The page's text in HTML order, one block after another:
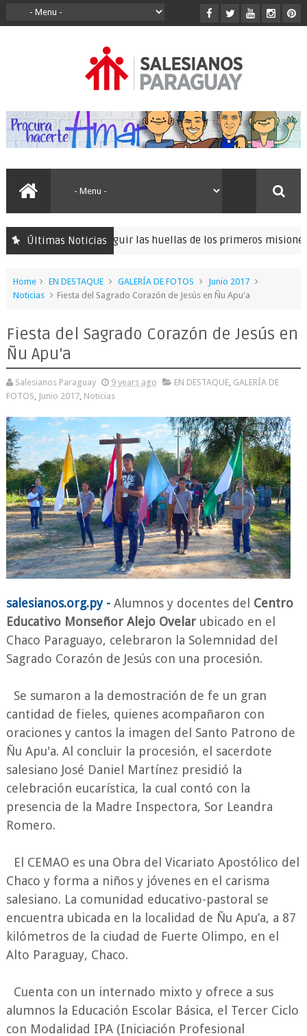
Últimas Noticias
para seguir las huellas de los primeros misioneros
Home EN DESTAQUE GALERÍA DE FOTOS
Junio 2017
Noticias
Fiesta del Sagrado Corazón de Jesús en Ñu Apu'a
Fiesta del Sagrado Corazón de Jesús en
Ñu Apu'a
Salesianos Paraguay 9 years ago EN DESTAQUE, GALERÍA DE
FOTOS Junio 2017, Noticias
salesianos.org.py - Alumnos y docentes del Centro
Educativo Monseñor Alejo Ovelar ubicado en el
Chaco Paraguayo, celebraron la Solemnidad del
Sagrado Corazón de Jesús con una procesión.
Se sumaron a la demostración de fe un gran
cantidad de fieles, quienes acompañaron con
oraciones y cantos la imagen del Santo Patrono de
Ñu Apu'a. Al concluir la procesión, el sacerdote
salesiano José Daniel Martínez presidió la
celebración eucarística, la cual contó con la
presencia de la Madre Inspectora, Sor Leandra
Romero.
El CEMAO es una Obra del Vicariato Apostólico del
Chaco y forma a niños y jóvenes en el carisma
salesiano. La comunidad educativo-pastoral se
encuentra ubicada en la localidad de Ñu Apu’a, a 87
kilómetros de la ciudad de Fuerte Olimpo, en el
Alto Paraguay, Chaco.
Cuenta con un internado mixto y ofrece a sus
alumnos la Educación Escolar Básica, el Tercer Ciclo
con Modalidad IPA (Iniciación Profesional